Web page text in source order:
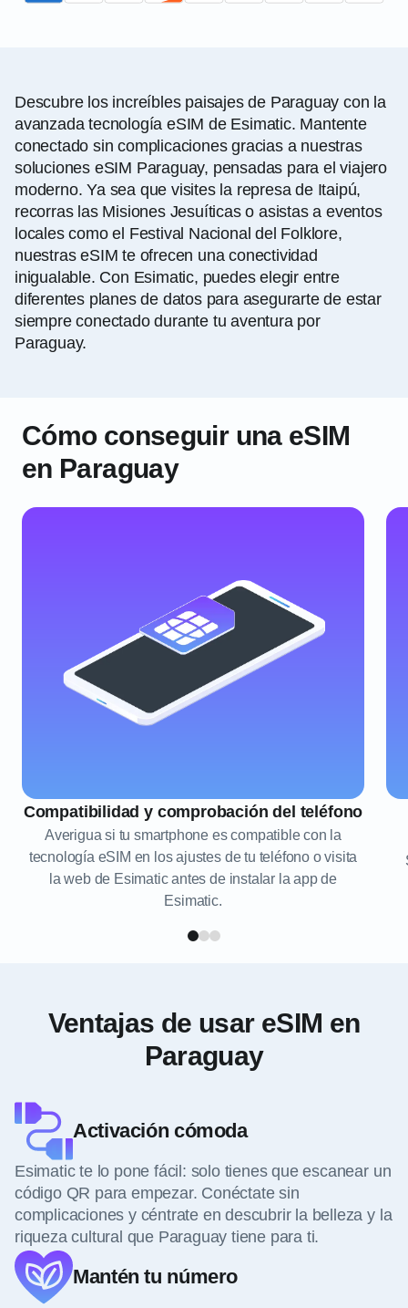
Descubre los increíbles paisajes de Paraguay con la
avanzada tecnología eSIM de Esimatic. Mantente
conectado sin complicaciones gracias a nuestras
soluciones eSIM Paraguay, pensadas para el viajero
moderno. Ya sea que visites la represa de Itaipú,
recorras las Misiones Jesuíticas o asistas a eventos
locales como el Festival Nacional del Folklore,
nuestras eSIM te ofrecen una conectividad
inigualable. Con Esimatic, puedes elegir entre
diferentes planes de datos para asegurarte de estar
siempre conectado durante tu aventura por
Paraguay.
Cómo conseguir una eSIM
en Paraguay
Compatibilidad y comprobación del teléfono
Averigua si tu smartphone es compatible con la
tecnología eSIM en los ajustes de tu teléfono o visita
la web de Esimatic antes de instalar la app de
Esimatic.
Ventajas de usar eSIM en
Paraguay
Activación cómoda
Esimatic te lo pone fácil: solo tienes que escanear un
código QR para empezar. Conéctate sin
complicaciones y céntrate en descubrir la belleza y la
riqueza cultural que Paraguay tiene para ti.
Mantén tu número